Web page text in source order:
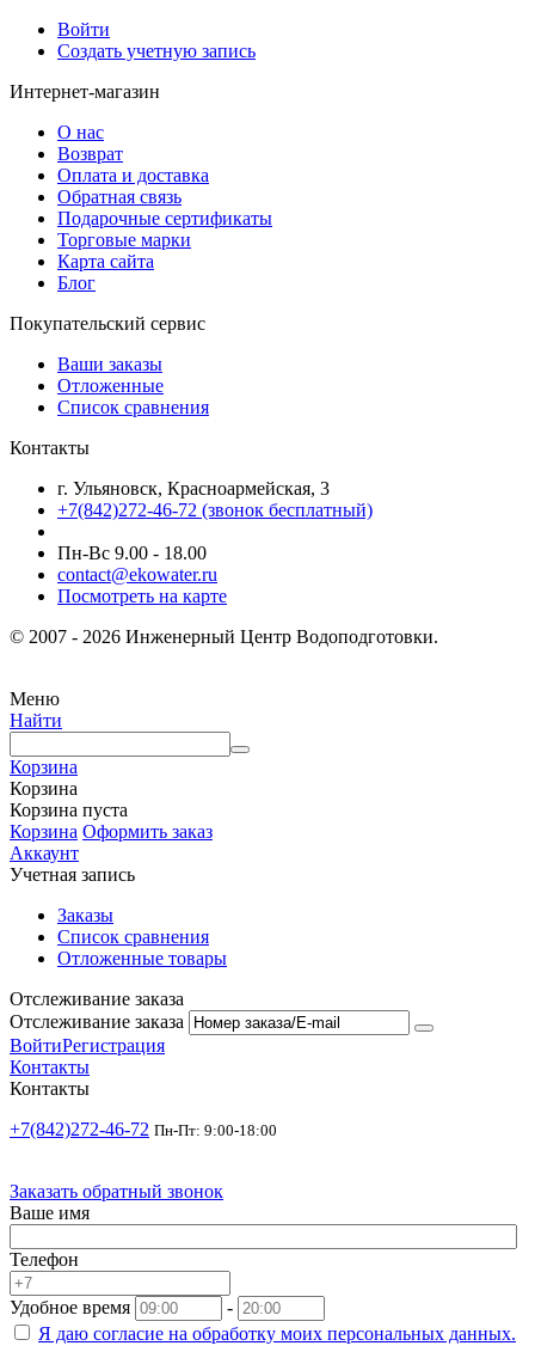
Войти
Создать учетную запись
Интернет-магазин
О нас
Возврат
Оплата и доставка
Обратная связь
Подарочные сертификаты
Торговые марки
Карта сайта
Блог
Покупательский сервис
Ваши заказы
Отложенные
Список сравнения
Контакты
г. Ульяновск, Красноармейская, 3
+7(842)272-46-72 (звонок бесплатный)
Пн-Вс 9.00 - 18.00
contact@ekowater.ru
Посмотреть на карте
© 2007 - 2026 Инженерный Центр Водоподготовки.
Меню
Найти
Корзина
Корзина
Корзина пуста
Корзина Оформить заказ
Аккаунт
Учетная запись
Заказы
Список сравнения
Отложенные товары
Отслеживание заказа
Отслеживание заказа
ВойтиРегистрация
Контакты
Контакты
+7(842)272-46-72 Пн-Пт: 9:00-18:00
Заказать обратный звонок
Ваше имя
Телефон
Удобное время
-
Я даю согласие на обработку моих персональных данных.